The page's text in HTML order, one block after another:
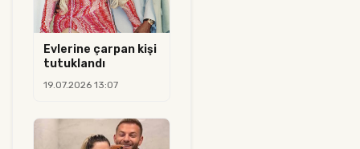
Evlerine çarpan kişi
tutuklandı
19.07.2026 13:07